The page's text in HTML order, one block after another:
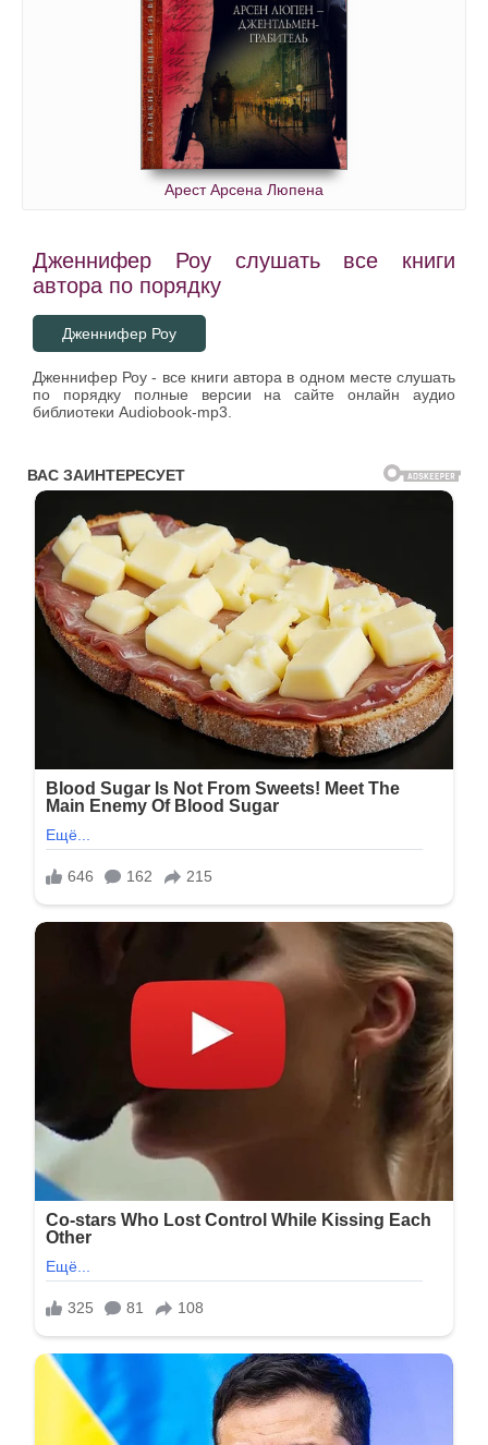
Арест Арсена Люпена
Дженнифер Роу слушать все книги
автора по порядку
Дженнифер Роу
Дженнифер Роу - все книги автора в одном месте слушать
по порядку полные версии на сайте онлайн аудио
библиотеки Audiobook-mp3.